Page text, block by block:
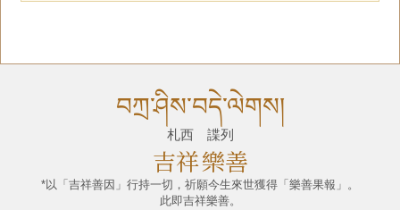
བཀྲ་ཤིས་བདེ་ལེགས།
札西 諜列
吉祥樂善
*以「吉祥善因」行持一切，祈願今生來世獲得「樂善果報」。
此即吉祥樂善。